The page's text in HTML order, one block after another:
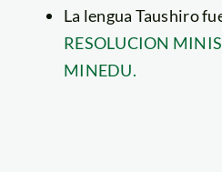
La lengua Taushiro
RESOLUCION
MINEDU.